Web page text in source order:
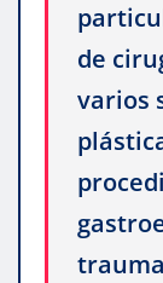
de
varios